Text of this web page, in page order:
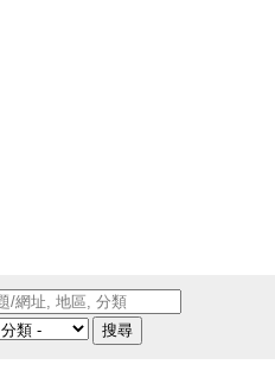
搜尋